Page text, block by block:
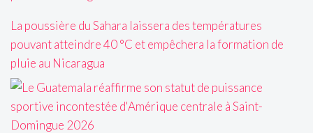
La poussière du Sahara laissera des températures
pouvant atteindre 40 °C et empêchera la formation de
pluie au Nicaragua